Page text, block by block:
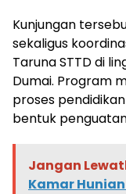
Kunjungan
sekaligus
Taruna STTD di
Dumai. Program
proses
bentuk
Jangan
Kamar